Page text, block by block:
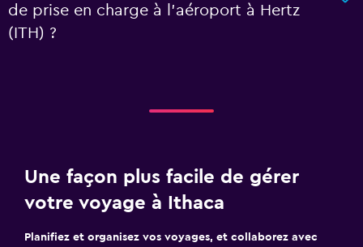
de prise en charge à l’aéroport à Hertz
(ITH) ?
Une façon plus facile de gérer
votre voyage à Ithaca
Planifiez et organisez vos voyages, et collaborez avec